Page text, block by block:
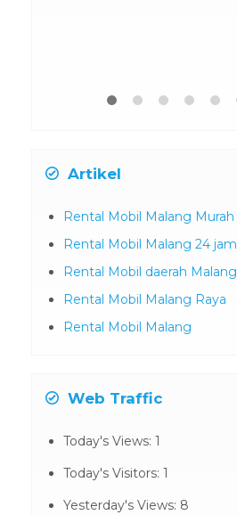
Artikel
Rental Mobil Malang Murah
Rental Mobil Malang 24 jam
Rental Mobil daerah Malang
Rental Mobil Malang Raya
Rental Mobil Malang
Web Traffic
Today's Views: 1
Today's Visitors: 1
Yesterday's Views: 8